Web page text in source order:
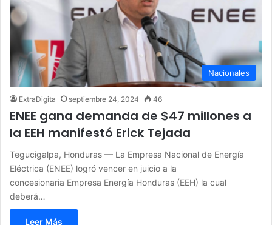
Nacionales
ExtraDigita septiembre 24, 2024 46
ENEE gana demanda de $47 millones a
la EEH manifestó Erick Tejada
Tegucigalpa, Honduras — La Empresa Nacional de Energía
Eléctrica (ENEE) logró vencer en juicio a la
concesionaria Empresa Energía Honduras (EEH) la cual
deberá…
Leer Más